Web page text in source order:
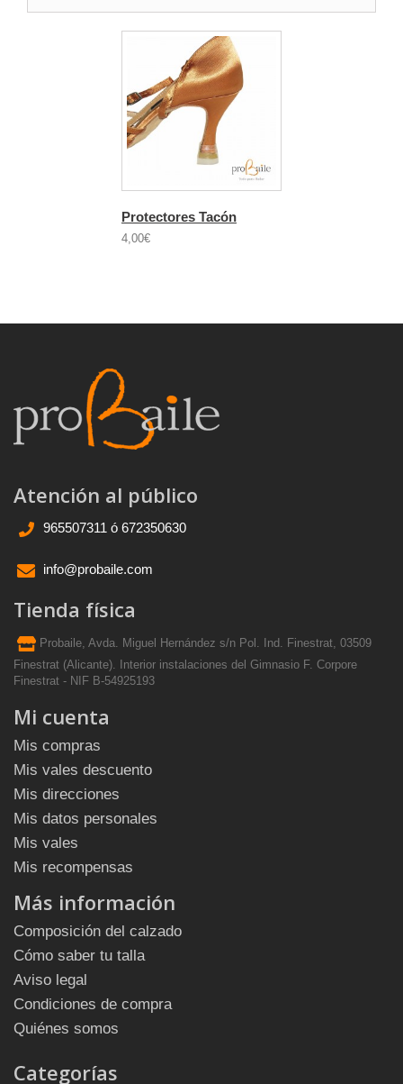
Protectores Tacón
4,00€
Atención al público
965507311 ó 672350630
info@probaile.com
Tienda física
Probaile, Avda. Miguel Hernández s/n Pol. Ind. Finestrat, 03509
Finestrat (Alicante). Interior instalaciones del Gimnasio F. Corpore
Finestrat - NIF B-54925193
Mi cuenta
Mis compras
Mis vales descuento
Mis direcciones
Mis datos personales
Mis vales
Mis recompensas
Más información
Composición del calzado
Cómo saber tu talla
Aviso legal
Condiciones de compra
Quiénes somos
Categorías